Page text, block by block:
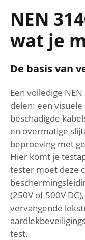
NEN
wat je
De basis van
Een volledige
delen: een
beschadigde
en overmatige
beproeving met
Hier komt je
tester moet deze
(250V of 500V
vervangende
test.